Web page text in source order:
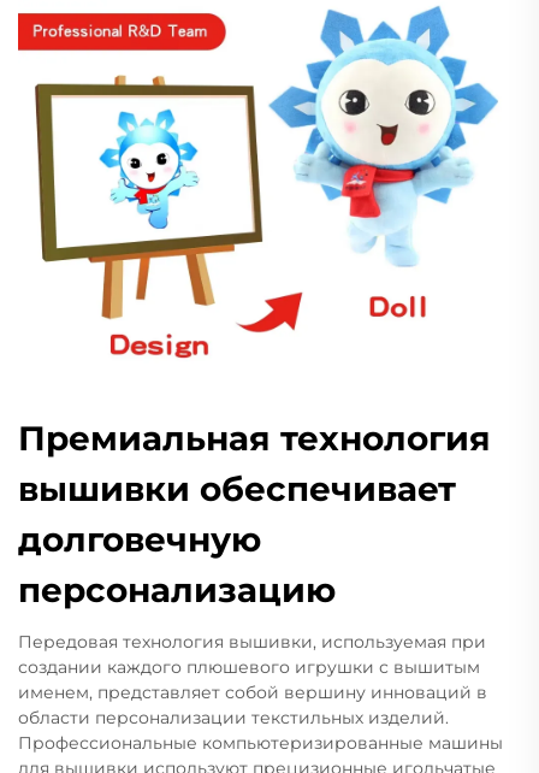
Премиальная технология
вышивки обеспечивает
долговечную
персонализацию
Передовая технология вышивки, используемая при
создании каждого плюшевого игрушки с вышитым
именем, представляет собой вершину инноваций в
области персонализации текстильных изделий.
Профессиональные компьютеризированные машины
для вышивки используют прецизионные игольчатые